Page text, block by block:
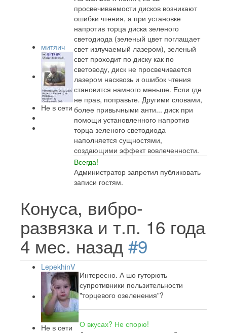
митяич
Не в сети
просвечиваемости дисков возникают
ошибки чтения, а при установке
напротив торца диска зеленого
светодиода (зеленый цвет поглащает
свет излучаемый лазером), зеленый
свет проходит по диску как по
световоду, диск не просвечивается
лазером насквозь и ошибок чтения
становится намного меньше. Если где
не прав, поправьте. Другими словами,
более привычными анти... диск при
помощи установленного напротив
торца зеленого светодиода
наполняется сущностями,
создающими эффект вовлеченности.
Всегда!
Администратор запретил публиковать
записи гостям.
Конуса, вибро-
развязка и т.п. 16 года
4 мес. назад #9
LepekhinV
Не в сети
Интересно. А шо гуторють
супротивники пользительности
"торцевого озеленения"?
О вкусах? Не спорю!